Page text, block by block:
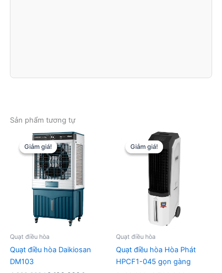
Sản phẩm tương tự
Giảm giá!
Giảm giá!
Quạt điều hòa
Quạt điều hòa Daikiosan
DM103
Giảm giá!
Giảm giá!
Quạt điều hòa
Quạt điều hòa Hòa Phát
HPCF1-045 gọn gàng